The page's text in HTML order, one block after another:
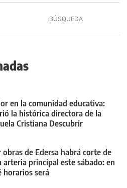
BÚSQUEDA
en la comunidad educativa:
la histórica directora de la
Cristiana Descubrir
obras de Edersa habrá corte de
arteria principal este sábado: en
horarios será